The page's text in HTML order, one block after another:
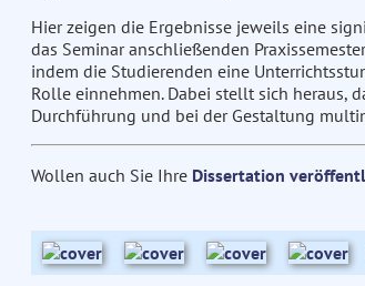
Hier zeigen die Ergebnisse jeweils eine
das Seminar anschließenden
indem die Studierenden eine
Rolle einnehmen. Dabei stellt sich heraus,
Durchführung und bei der Gestaltung
Wollen auch Sie Ihre Dissertation